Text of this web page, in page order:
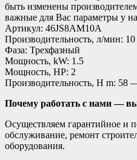
быть изменены
важные для Вас параметры у
Артикул: 46JS8AM10A
Производительность, л/мин:
Фаза: Трехфазный
Мощность, kW: 1.5
Мощность, HP: 2
Производительность, H m: 58
Почему работать с нами —
Осуществляем гарантийное и
обслуживание, ремонт
оборудования.